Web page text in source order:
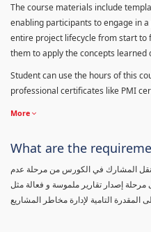
The course materials include
enabling participants to engage in
entire project lifecycle from start to
them to apply the concepts
Student can use the hours of this
professional certificates like PMI
More
What are the
قادر على نقل المشارك في الكورس من مرحلة عدم
إصدار تقارير ملموسة و فعالة مثل